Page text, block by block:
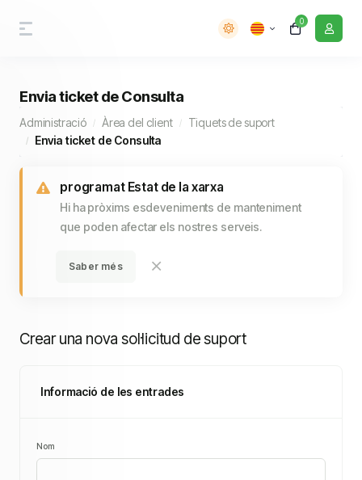
0
Envia ticket de Consulta
Administració Àrea del client
Tiquets de suport
Envia ticket de Consulta
programat Estat de la xarxa
Hi ha pròxims esdeveniments de manteniment
que poden afectar els nostres serveis.
Saber més
Crear una nova sol·licitud de suport
Informació de les entrades
Nom